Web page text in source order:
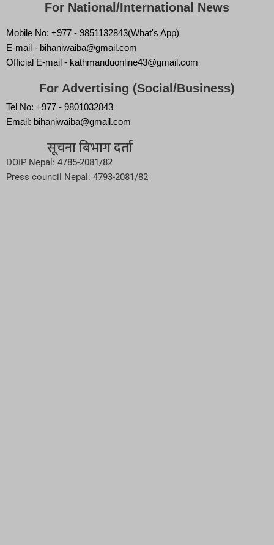
For National/International News
Mobile No: +977 - 9851132843(What's App)
E-mail - bihaniwaiba@gmail.com
Official E-mail - kathmanduonline43@gmail.com
For Advertising (Social/Business)
Tel No: +977 - 9801032843
Email: bihaniwaiba@gmail.com
सूचना बिभाग दर्ता
DOIP Nepal: 4785-2081/82
Press council Nepal: 4793-2081/82